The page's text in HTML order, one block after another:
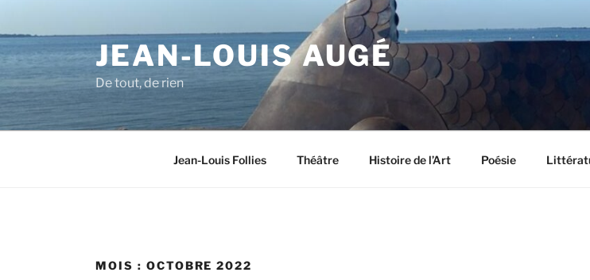
contenu
principal
JEAN-LOUIS AUGÉ
De tout, de rien
Jean-Louis Follies Théâtre Histoire de l’Art Poésie
MOIS : OCTOBRE 2022